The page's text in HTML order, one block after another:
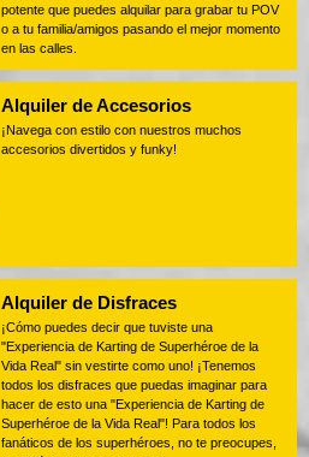
potente que puedes alquilar para grabar tu POV
o a tu familia/amigos pasando el mejor momento
en las calles.
Alquiler de Accesorios
¡Navega con estilo con nuestros muchos
accesorios divertidos y funky!
Alquiler de Disfraces
¡Cómo puedes decir que tuviste una
"Experiencia de Karting de Superhéroe de la
Vida Real" sin vestirte como uno! ¡Tenemos
todos los disfraces que puedas imaginar para
hacer de esto una "Experiencia de Karting de
Superhéroe de la Vida Real"! Para todos los
fanáticos de los superhéroes, no te preocupes,